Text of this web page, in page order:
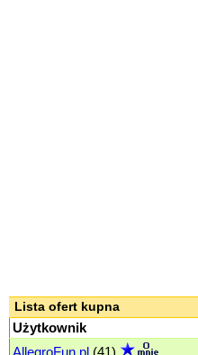
Lista ofert kupna
Użytkownik